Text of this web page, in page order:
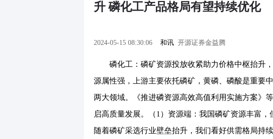
升 磷化工产品格局有望持续优化
2024-05-15 08:30:06 和讯 开源证券金益腾
磷化工：磷矿资源投放收紧助力价格中枢抬升，
源属性强，上游主要依托磷矿，黄磷、磷酸是重要
两大领域。《推进磷资源高效高值利用实施方案》
启高质量发展。（1）资源端：我国磷矿资源丰富，
随着磷矿采选行业壁垒抬升，我们看好供需格局持